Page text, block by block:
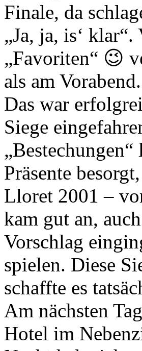
Finale, da
„Ja, ja, is‘
„Favoriten“ 😉
als am
Das war
Siege
Präsente
Lloret 2001 –
kam gut an,
Vorschlag
spielen. Diese
schaffte es
Am nächsten
Hotel im